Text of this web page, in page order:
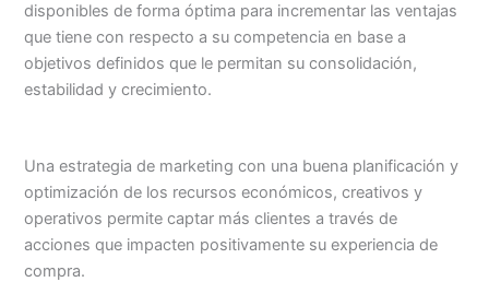
disponibles de forma óptima para incrementar las ventajas
que tiene con respecto a su competencia en base a
objetivos definidos que le permitan su consolidación,
estabilidad y crecimiento.
Una estrategia de marketing con una buena planificación y
optimización de los recursos económicos, creativos y
operativos permite captar más clientes a través de
acciones que impacten positivamente su experiencia de
compra.